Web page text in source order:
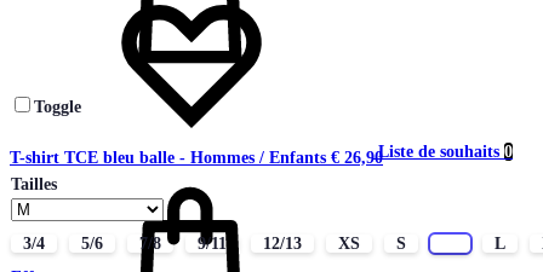
Liste de souhaits 0
Toggle
T-shirt TCE bleu balle - Hommes / Enfants € 26,90
Tailles
3/4 5/6 7/8 9/11 12/13 XS S L